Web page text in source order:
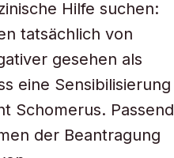
Hilfe suchen:
tatsächlich von
gesehen als
eine Sensibilisierung
Schomerus. Passend
der Beantragung